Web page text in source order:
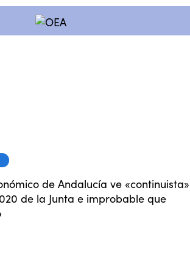
de Andalucía ve «continuista»
de la Junta e improbable que